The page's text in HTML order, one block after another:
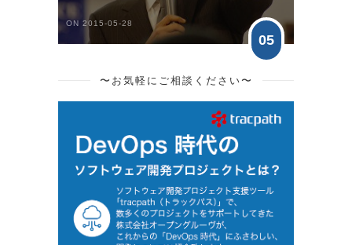
ON 2015-05-28
05
〜お気軽にご相談ください〜